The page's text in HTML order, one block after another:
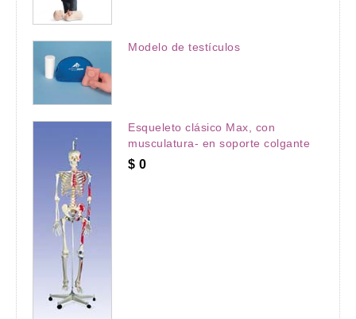
Modelo de testículos
Esqueleto clásico Max, con
musculatura- en soporte colgante
$ 0